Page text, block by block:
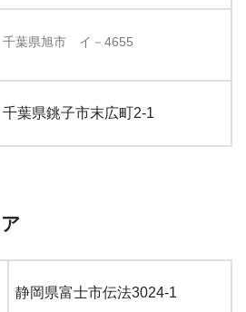
千葉県旭市 イ－4655
千葉県銚子市末広町2-1
静岡県富士市伝法3024-1